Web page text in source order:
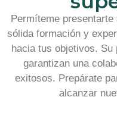
Permíteme
sólida formación y
hacia tus objetivos. Su
garantizan una
exitosos. Prepárate
alcanzar